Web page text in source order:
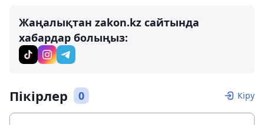
Жаңалықтан zakon.kz сайтында
хабардар болыңыз:
Пікірлер 0 Кіру